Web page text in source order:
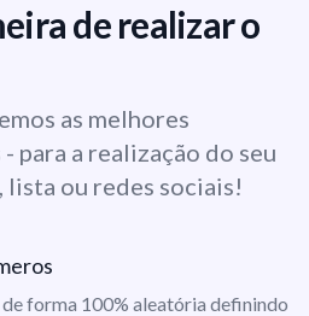
de realizar o
as melhores
para a realização do seu
ou redes sociais!
forma 100% aleatória definindo